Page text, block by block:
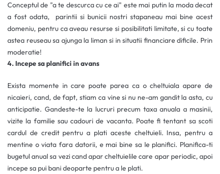
Conceptul de "a te descurca cu ce ai" este mai putin la moda decat
a fost odata, parintii si bunicii nostri stapaneau mai bine acest
domeniu, pentru ca aveau resurse si posibilitati limitate, si cu toate
astea reuseau sa ajunga la liman si in situatii financiare dificile. Prin
moderatie!
4. Incepe sa planifici in avans
Exista momente in care poate parea ca o cheltuiala apare de
nicaieri, cand, de fapt, stiam ca vine si nu ne-am gandit la asta, cu
anticipatie. Gandeste-te la lucruri precum taxa anuala a masinii,
vizite la familie sau cadouri de vacanta. Poate fi tentant sa scoti
cardul de credit pentru a plati aceste cheltuieli. Insa, pentru a
mentine o viata fara datorii, e mai bine sa le planifici. Planifica-ti
bugetul anual sa vezi cand apar cheltuielile care apar periodic, apoi
incepe sa pui bani deoparte pentru a le plati.